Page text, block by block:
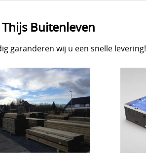
Buitenleven
garanderen wij u een snelle levering!